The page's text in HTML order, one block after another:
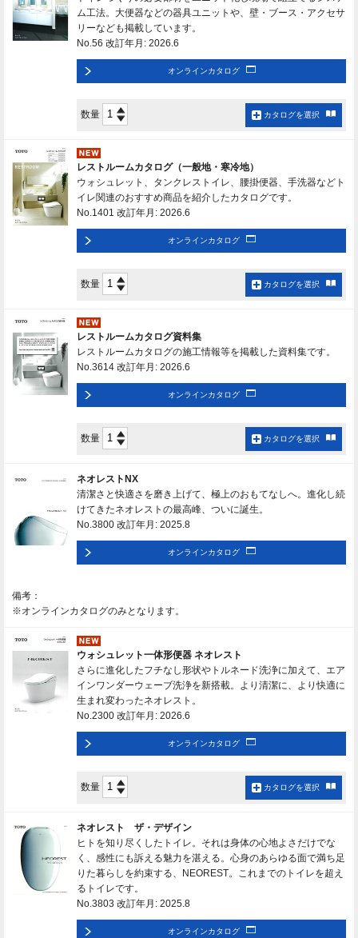
ム工法。大便器などの器具ユニットや、壁・ブース・アクセサ
リーなども掲載しています。
No.56 改訂年月: 2026.6
オンラインカタログ
数量 カタログを選択
レストルームカタログ（一般地・寒冷地）
ウォシュレット、タンクレストイレ、腰掛便器、手洗器などト
イレ関連のおすすめ商品を紹介したカタログです。
No.1401 改訂年月: 2026.6
オンラインカタログ
数量 カタログを選択
レストルームカタログ資料集
レストルームカタログの施工情報等を掲載した資料集です。
No.3614 改訂年月: 2026.6
オンラインカタログ
数量 カタログを選択
ネオレストNX
清潔さと快適さを磨き上げて、極上のおもてなしへ。進化し続
けてきたネオレストの最高峰、ついに誕生。
No.3800 改訂年月: 2025.8
オンラインカタログ
備考：
※オンラインカタログのみとなります。
ウォシュレット一体形便器 ネオレスト
さらに進化したフチなし形状やトルネード洗浄に加えて、エア
インワンダーウェーブ洗浄を新搭載。より清潔に、より快適に
生まれ変わったネオレスト。
No.2300 改訂年月: 2026.6
オンラインカタログ
数量 カタログを選択
ネオレスト ザ・デザイン
ヒトを知り尽くしたトイレ。それは身体の心地よさだけでな
く、感性にも訴える魅力を湛える。心身のあらゆる面で満ち足
りた暮らしを約束する、NEOREST。これまでのトイレを超え
るトイレです。
No.3803 改訂年月: 2025.8
オンラインカタログ